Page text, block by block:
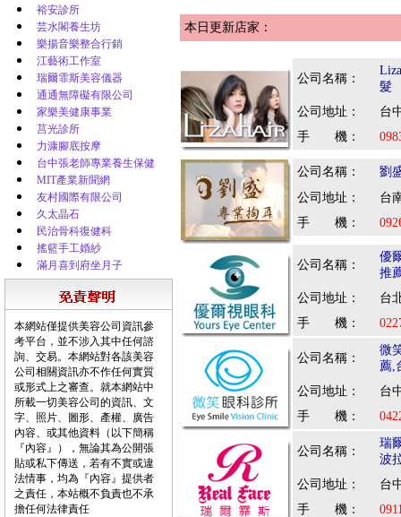
裕安診所
芸水閣養生坊
樂揚音樂整合行銷
江藝術工作室
瑞爾霏斯美容儀器
通通無障礙有限公司
家樂美健康事業
莒光診所
力漮腳底按摩
台中張老師專業養生保健
MIT產業新聞網
友村國際有限公司
久太晶石
民治骨科復健科
搖籃手工婚紗
滿月喜到府坐月子
本網站僅提供美容公司資訊參
考平台，並不涉入其中任何諮
詢、交易。本網站對各該美容
公司相關資訊亦不作任何實質
或形式上之審查。就本網站中
所載一切美容公司的資訊、文
字、照片、圖形、產權、廣告
內容、或其他資料（以下簡稱
『內容』），無論其為公開張
貼或私下傳送，若有不實或違
法情事，均為『內容』提供者
之責任，本站概不負責也不承
擔任何法律責任
本日更新店家：
公司名稱：
髮
公司地址：
台
手 機：
公司名稱：
劉
公司地址：
台
手 機：
公司名稱：
優
推
公司地址：
台
手 機：
公司名稱：
微
薦,
公司地址：
台
手 機：
公司名稱：
瑞
波
公司地址：
台
手 機：